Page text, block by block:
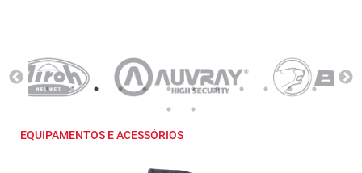
EQUIPAMENTOS E ACESSÓRIOS